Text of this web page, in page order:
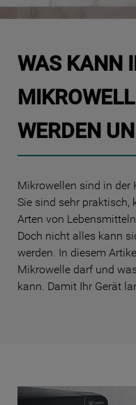
WAS KANN
WERDEN
Mikrowellen sind in der
Sie sind sehr praktisch,
Arten von
Doch nicht alles kann
werden. In diesem
Mikrowelle darf und
kann. Damit Ihr Gerät
10. gefriertruhe